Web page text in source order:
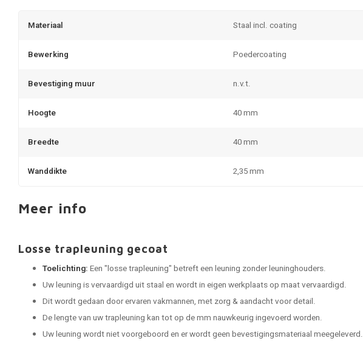
Materiaal Staal incl. coating
Bewerking Poedercoating
Bevestiging muur n.v.t.
Hoogte 40 mm
Breedte 40 mm
Wanddikte 2,35 mm
Meer info
Losse trapleuning gecoat
Toelichting: Een "losse trapleuning" betreft een leuning zonder leuninghouders.
Uw leuning is vervaardigd uit staal en wordt in eigen werkplaats op maat vervaardigd.
Dit wordt gedaan door ervaren vakmannen, met zorg & aandacht voor detail.
De lengte van uw trapleuning kan tot op de mm nauwkeurig ingevoerd worden.
Uw leuning wordt niet voorgeboord en er wordt geen bevestigingsmateriaal meegeleverd.